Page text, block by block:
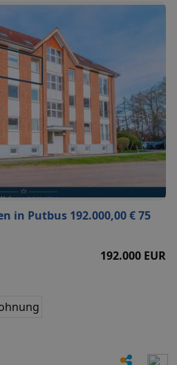
in Putbus 192.000,00 € 75
192.000 EUR